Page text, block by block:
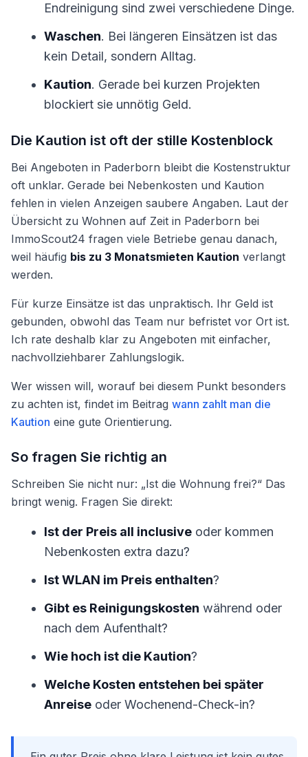
Endreinigung sind zwei verschiedene Dinge.
Waschen. Bei längeren Einsätzen ist das
kein Detail, sondern Alltag.
Kaution. Gerade bei kurzen Projekten
blockiert sie unnötig Geld.
Die Kaution ist oft der stille Kostenblock
Bei Angeboten in Paderborn bleibt die Kostenstruktur
oft unklar. Gerade bei Nebenkosten und Kaution
fehlen in vielen Anzeigen saubere Angaben. Laut der
Übersicht zu Wohnen auf Zeit in Paderborn bei
ImmoScout24 fragen viele Betriebe genau danach,
weil häufig bis zu 3 Monatsmieten Kaution verlangt
werden.
Für kurze Einsätze ist das unpraktisch. Ihr Geld ist
gebunden, obwohl das Team nur befristet vor Ort ist.
Ich rate deshalb klar zu Angeboten mit einfacher,
nachvollziehbarer Zahlungslogik.
Wer wissen will, worauf bei diesem Punkt besonders
zu achten ist, findet im Beitrag wann zahlt man die
Kaution eine gute Orientierung.
So fragen Sie richtig an
Schreiben Sie nicht nur: „Ist die Wohnung frei?“ Das
bringt wenig. Fragen Sie direkt:
Ist der Preis all inclusive oder kommen
Nebenkosten extra dazu?
Ist WLAN im Preis enthalten?
Gibt es Reinigungskosten während oder
nach dem Aufenthalt?
Wie hoch ist die Kaution?
Welche Kosten entstehen bei später
Anreise oder Wochenend-Check-in?